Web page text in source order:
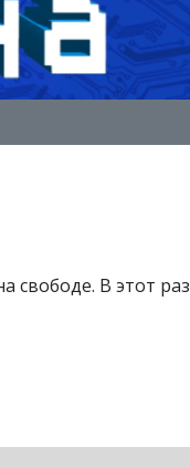
свободе. В этот раз